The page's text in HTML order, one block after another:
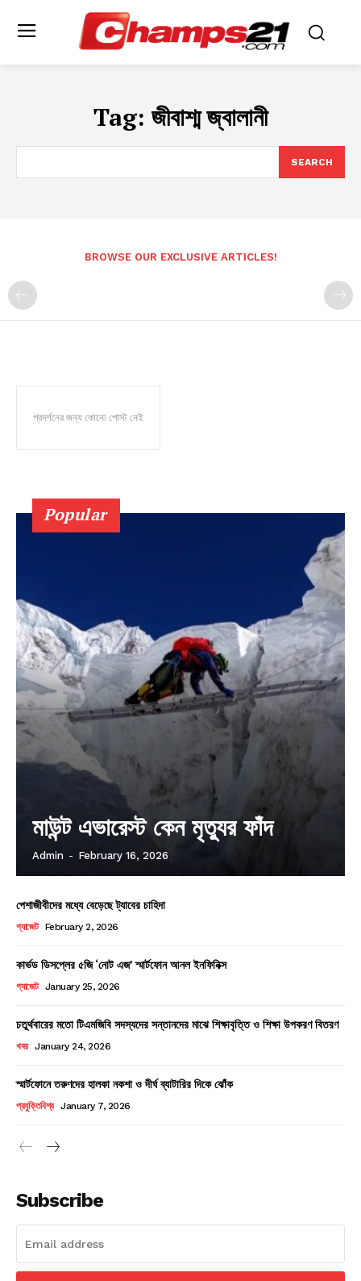
Company
About
Tag: জীবাশ্ম জ্বালানী
SEARCH
BROWSE OUR EXCLUSIVE ARTICLES!
প্রদর্শনের জন্য কোনো পোস্ট নেই
Popular
মাউন্ট এভারেস্ট কেন মৃত্যুর ফাঁদ
Admin - February 16, 2026
পেশাজীবীদের মধ্যে বেড়েছে ট্যাবের চাহিদা
গ্যাজেট February 2, 2026
কার্ভড ডিসপ্লের ৫জি ‘নোট এজ’ স্মার্টফোন আনল ইনফিনিক্স
গ্যাজেট January 25, 2026
চতুর্থবারের মতো টিএমজিবি সদস্যদের সন্তানদের মাঝে শিক্ষাবৃত্তি ও শিক্ষা উপকরণ বিতরণ
খবর January 24, 2026
স্মার্টফোনে তরুণদের হালকা নকশা ও দীর্ঘ ব্যাটারির দিকে ঝোঁক
প্রযুক্তিবিশ্ব January 7, 2026
Subscribe